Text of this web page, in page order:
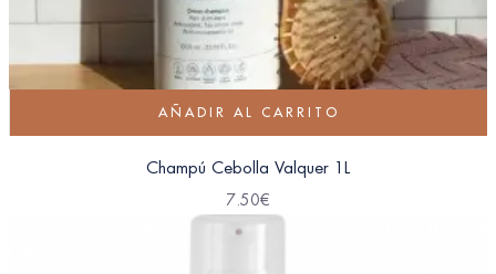
AÑADIR AL CARRITO
Champú Cebolla Valquer 1L
7.50€